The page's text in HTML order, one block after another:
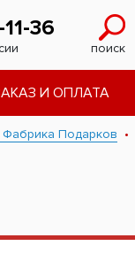
36
поиск
И ОПЛАТА
Фабрика Подарков